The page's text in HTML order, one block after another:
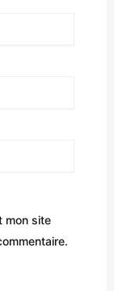
mon site